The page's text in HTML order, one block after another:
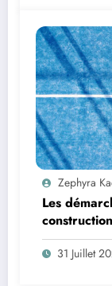
Zephyra
Les
31 Juillet